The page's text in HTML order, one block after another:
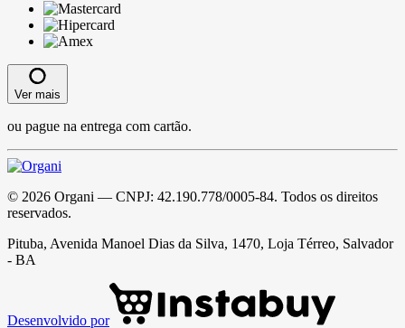
Ver mais
ou pague na entrega com cartão.
© 2026 Organi — CNPJ: 42.190.778/0005-84. Todos os direitos
reservados.
Pituba, Avenida Manoel Dias da Silva, 1470, Loja Térreo, Salvador
- BA
Desenvolvido por